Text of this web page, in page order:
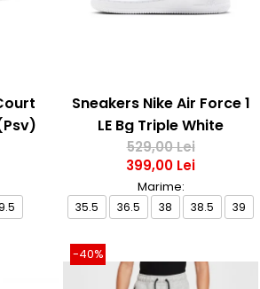
Sneakers Nike Air Force 1
LE Bg Triple White
529,00 Lei
399,00 Lei
Marime:
35.5 36.5 38 38.5 39
-40%